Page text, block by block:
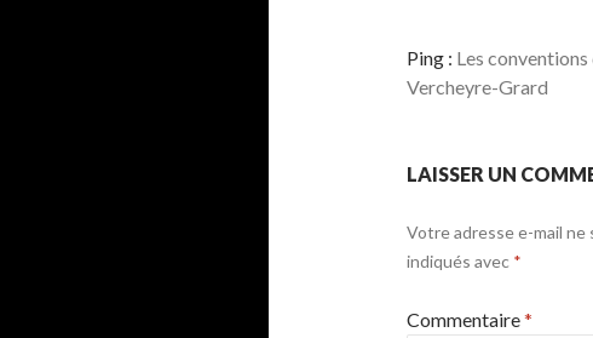
Ping : Les
Vercheyre-Grard
LAISSER UN
Votre adresse e-mail ne
indiqués avec *
Commentaire*